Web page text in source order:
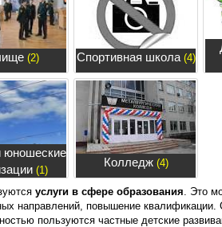
(2) Спортивная школа(4)
юношеские
(1)
Колледж(4)
услуги в сфере образования. Это
направлений, повышение
пользуются частные детские